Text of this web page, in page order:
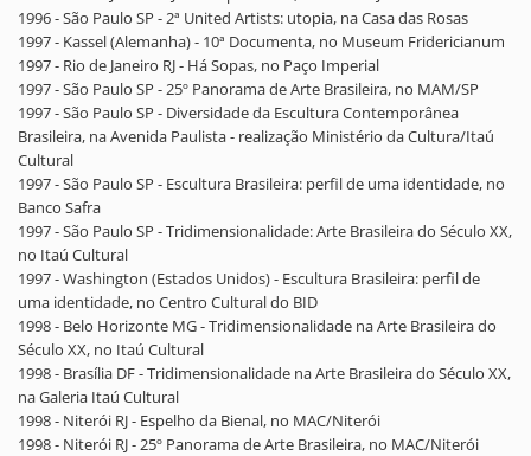
1996 - São Paulo SP - 2ª United Artists: utopia, na Casa das Rosas
1997 - Kassel (Alemanha) - 10ª Documenta, no Museum Fridericianum
1997 - Rio de Janeiro RJ - Há Sopas, no Paço Imperial
1997 - São Paulo SP - 25º Panorama de Arte Brasileira, no MAM/SP
1997 - São Paulo SP - Diversidade da Escultura Contemporânea
Brasileira, na Avenida Paulista - realização Ministério da Cultura/Itaú
Cultural
1997 - São Paulo SP - Escultura Brasileira: perfil de uma identidade, no
Banco Safra
1997 - São Paulo SP - Tridimensionalidade: Arte Brasileira do Século XX,
no Itaú Cultural
1997 - Washington (Estados Unidos) - Escultura Brasileira: perfil de
uma identidade, no Centro Cultural do BID
1998 - Belo Horizonte MG - Tridimensionalidade na Arte Brasileira do
Século XX, no Itaú Cultural
1998 - Brasília DF - Tridimensionalidade na Arte Brasileira do Século XX,
na Galeria Itaú Cultural
1998 - Niterói RJ - Espelho da Bienal, no MAC/Niterói
1998 - Niterói RJ - 25º Panorama de Arte Brasileira, no MAC/Niterói